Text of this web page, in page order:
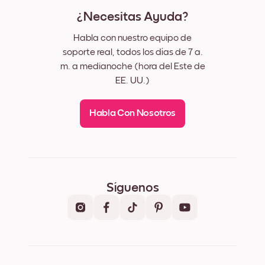
¿Necesitas Ayuda?
Habla con nuestro equipo de
soporte real, todos los días de 7 a.
m. a medianoche (hora del Este de
EE. UU.)
Habla Con Nosotros
Síguenos